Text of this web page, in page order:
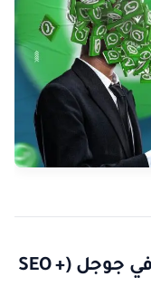
رابعاً: تحسين ظهور العيادة في جوجل (SEO +